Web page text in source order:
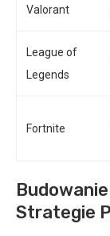
Valorant
League of
Legends
Fortnite
Strategie